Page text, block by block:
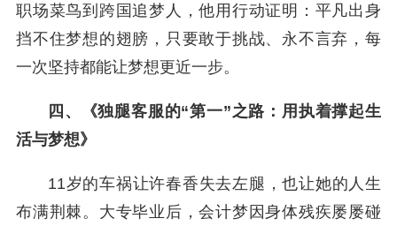
职场菜鸟到跨国追梦人，他用行动证明：平凡出身
挡不住梦想的翅膀，只要敢于挑战、永不言弃，每
一次坚持都能让梦想更近一步。
四、《独腿客服的“第一”之路：用执着撑起生
活与梦想》
11岁的车祸让许春香失去左腿，也让她的人生
布满荆棘。大专毕业后，会计梦因身体残疾屡屡碰